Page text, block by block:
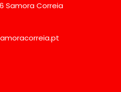
Samora Correia